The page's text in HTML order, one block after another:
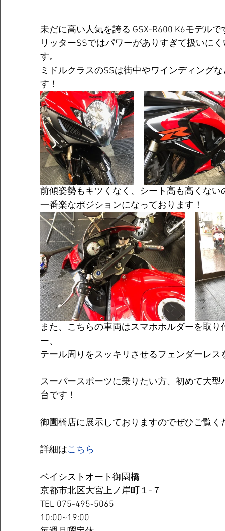
未だに高い人気を誇る GSX-R600 K6モデルで
リッターSSではパワーがありすぎて扱いに
す。
ミドルクラスのSSは街中やワインディング
す！
前傾姿勢もキツくなく、シート高も高くない
一番楽なポジションになっております！
また、こちらの車両はスマホホルダーを取
ー、
テール周りをスッキリさせるフェンダーレス
スーパースポーツに乗りたい方、初めて大
台です！
御園橋店に展示しておりますのでぜひご覧く
詳細はこちら
ベイシストオート御園橋
京都市北区大宮上ノ岸町１-７
TEL 075-495-5065
10:00~19:00